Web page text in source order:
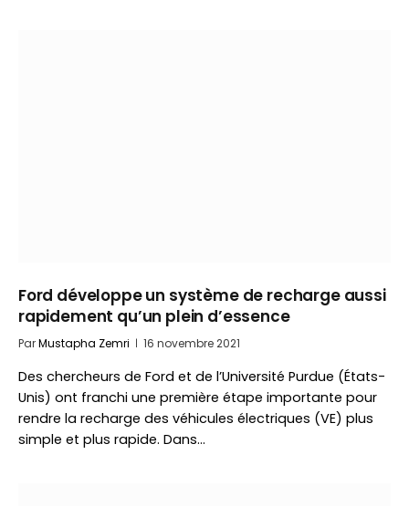
Ford développe un système de recharge aussi
rapidement qu’un plein d’essence
ParMustapha Zemri 16 novembre 2021
Des chercheurs de Ford et de l’Université Purdue (États-
Unis) ont franchi une première étape importante pour
rendre la recharge des véhicules électriques (VE) plus
simple et plus rapide. Dans…